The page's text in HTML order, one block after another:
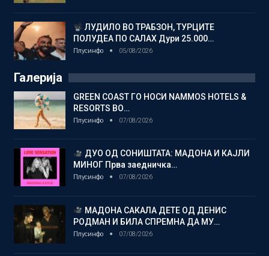
ЛУДИЛО ВО ТРАБЗОН, ТУРЦИТЕ
ПОЛУДЕА ПО САЛАХ Дури 25.000…
Плусинфо 05/08/2026
Галерија
GREEN COAST ГО НОСИ NAMMOS HOTELS &
RESORTS ВО…
Плусинфо 07/08/2026
ДУО ОД СОНИШТАТА: МАДОНА И КАЈЛИ
МИНОГ Прва заедничка…
Плусинфо 07/08/2026
МАДОНА САКАЛА ДЕТЕ ОД ДЕНИС
РОДМАН И БИЛА СПРЕМНА ДА МУ…
Плусинфо 07/08/2026